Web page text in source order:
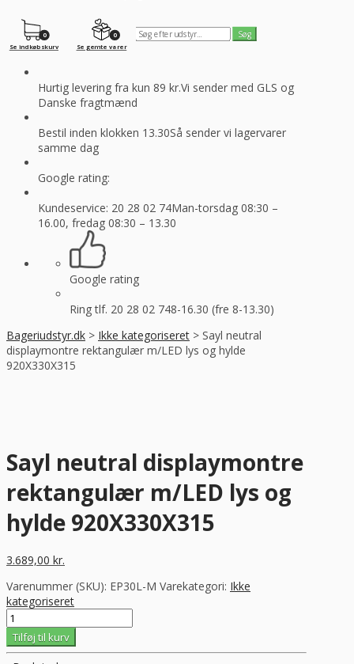
0
Se gemte varer
0
Se indkøbskurv
Hurtig levering fra kun 89 kr.Vi sender med GLS og
Danske fragtmænd
Bestil inden klokken 13.30Så sender vi lagervarer
samme dag
Google rating:
Kundeservice: 20 28 02 74Man-torsdag 08:30 –
16.00, fredag 08:30 – 13.30
Google rating
Ring tlf. 20 28 02 748-16.30 (fre 8-13.30)
Bageriudstyr.dk > Ikke kategoriseret > Sayl neutral
displaymontre rektangulær m/LED lys og hylde
920X330X315
Sayl neutral displaymontre
rektangulær m/LED lys og
hylde 920X330X315
3.689,00 kr.
Varenummer (SKU): EP30L-M Varekategori: Ikke
kategoriseret
Sayl
neutral
displaymontre
rektangulær
Tilføj til kurv